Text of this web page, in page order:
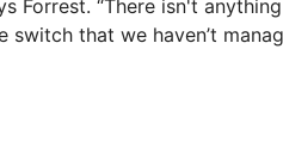
Forrest. “There isn't
that we haven’t